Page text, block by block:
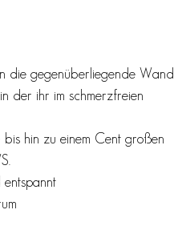
die gegenüberliegende Wand
der ihr im schmerzfreien
hin zu einem Cent großen